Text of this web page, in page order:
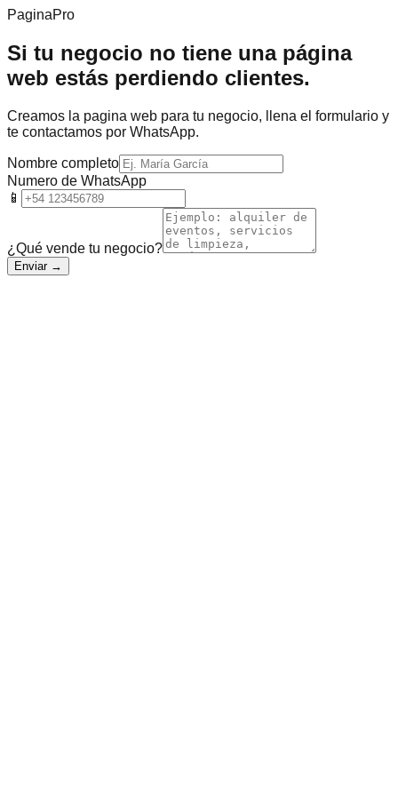
PaginaPro
Si tu negocio no tiene una página
web estás perdiendo clientes.
Creamos la pagina web para tu negocio, llena el formulario y
te contactamos por WhatsApp.
Nombre completo
Numero de WhatsApp
📱
¿Qué vende tu negocio?
Enviar →